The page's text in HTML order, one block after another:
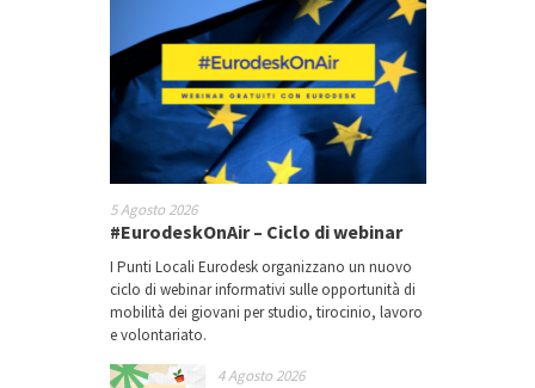
5 Agosto 2026
#EurodeskOnAir – Ciclo di webinar
I Punti Locali Eurodesk organizzano un nuovo
ciclo di webinar informativi sulle opportunità di
mobilità dei giovani per studio, tirocinio, lavoro
e volontariato.
4 Agosto 2026